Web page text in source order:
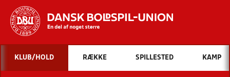
Hvad vil du søge efter?
INDHOLD OG NYHEDER
KLUB/HOLD RÆKKE SPILLESTED KAMP